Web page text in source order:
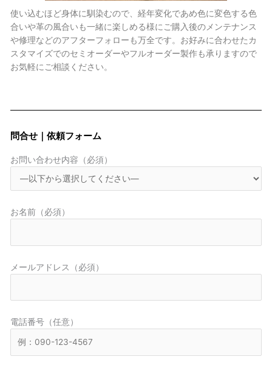
使い込むほど身体に馴染むので、経年変化であめ色に変色する色
合いや革の風合いも一緒に楽しめる様にご購入後のメンテナンス
や修理などのアフターフォローも万全です。お好みに合わせたカ
スタマイズでのセミオーダーやフルオーダー製作も承りますので
お気軽にご相談ください。
問合せ｜依頼フォーム
お問い合わせ内容（必須）
お名前（必須）
メールアドレス（必須）
電話番号（任意）